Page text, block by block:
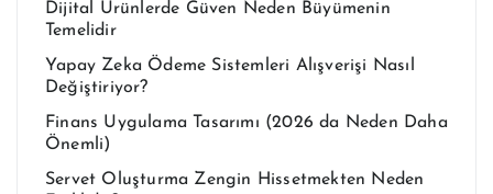
Dijital Ürünlerde Güven Neden Büyümenin
Temelidir
Yapay Zeka Ödeme Sistemleri Alışverişi Nasıl
Değiştiriyor?
Finans Uygulama Tasarımı (2026 da Neden Daha
Önemli)
Servet Oluşturma Zengin Hissetmekten Neden